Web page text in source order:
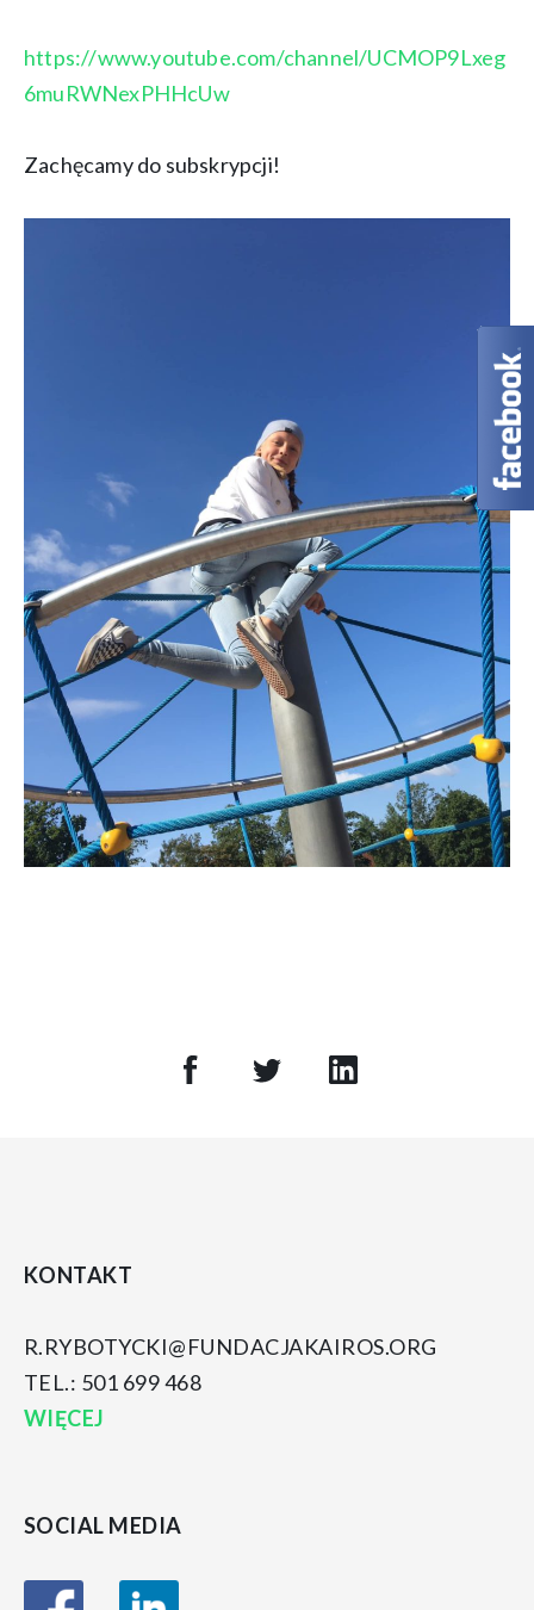
https://www.youtube.com/channel/UCMOP9Lxeg
6muRWNexPHHcUw
Zachęcamy do subskrypcji!
KONTAKT
R.RYBOTYCKI@FUNDACJAKAIROS.ORG
TEL.: 501 699 468
WIĘCEJ
SOCIAL MEDIA